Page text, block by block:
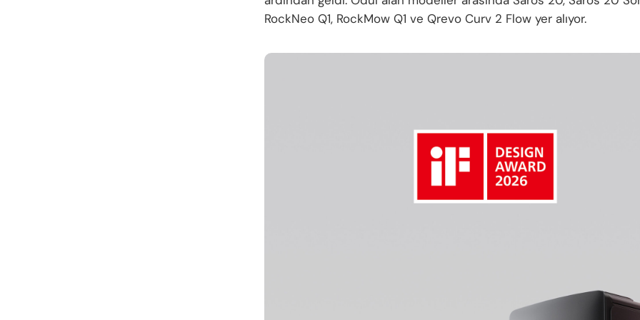
RockNeo Q1, RockMow Q1 ve Qrevo Curv 2 Flow yer alıyor.